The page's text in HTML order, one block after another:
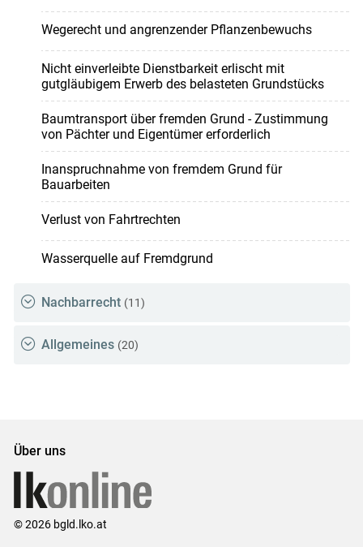
Wegerecht und angrenzender Pflanzenbewuchs
Nicht einverleibte Dienstbarkeit erlischt mit
gutgläubigem Erwerb des belasteten Grundstücks
Baumtransport über fremden Grund - Zustimmung
von Pächter und Eigentümer erforderlich
Inanspruchnahme von fremdem Grund für
Bauarbeiten
Verlust von Fahrtrechten
Wasserquelle auf Fremdgrund
Nachbarrecht (11)
Allgemeines (20)
Über uns
© 2026 bgld.lko.at